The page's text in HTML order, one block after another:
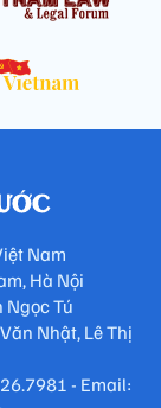
Nam
Hà Nội
Tú
Nhật, Lê Thị
- Email: